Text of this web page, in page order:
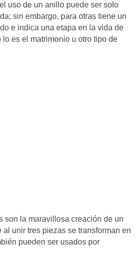
uso de un anillo puede ser solo
sin embargo, para otras tiene un
e indica una etapa en la vida de
es el matrimonio u otro tipo de
son la maravillosa creación de un
unir tres piezas se transforman en
pueden ser usados por